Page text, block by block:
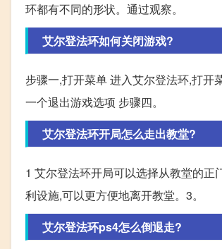
环都有不同的形状。通过观察。
艾尔登法环如何关闭游戏?
步骤一,打开菜单 进入艾尔登法环,打
一个退出游戏选项 步骤四。
艾尔登法环开局怎么走出教堂?
1 艾尔登法环开局可以选择从教堂的
利设施,可以更方便地离开教堂。3。
艾尔登法环ps4怎么倒退走?